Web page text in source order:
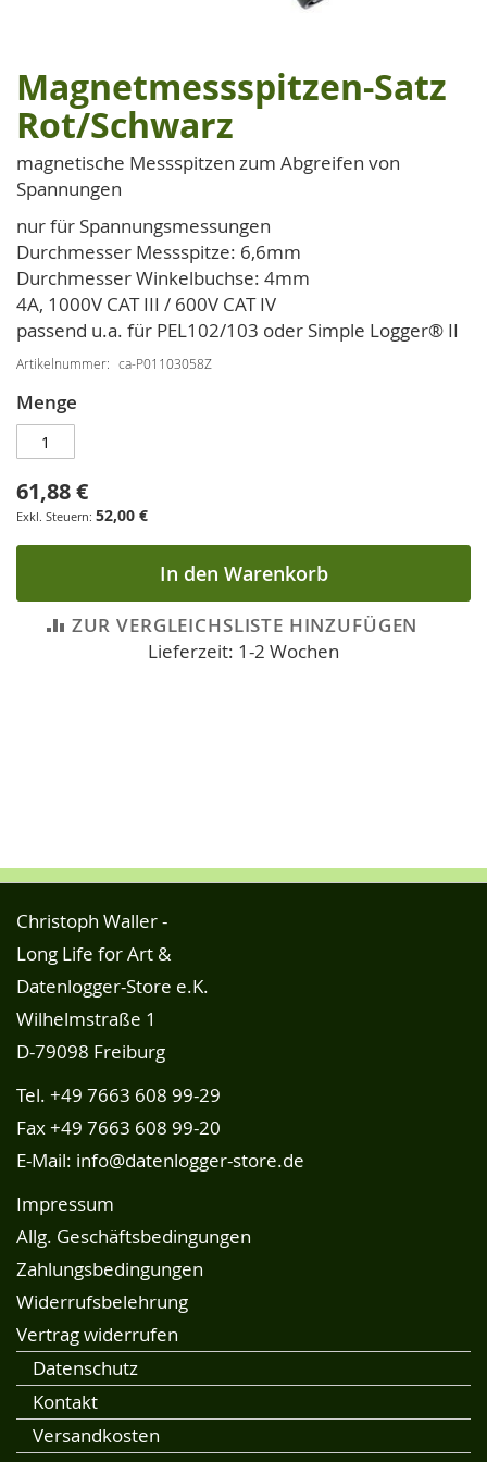
Zum
Anfang
der
Bildgalerie
springen
Magnetmessspitzen-Satz
Rot/Schwarz
magnetische Messspitzen zum Abgreifen von
Spannungen
nur für Spannungsmessungen
Durchmesser Messspitze: 6,6mm
Durchmesser Winkelbuchse: 4mm
4A, 1000V CAT III / 600V CAT IV
passend u.a. für PEL102/103 oder Simple Logger® II
Artikelnummer ca-P01103058Z
Menge
61,88 €
52,00 €
In den Warenkorb
ZUR VERGLEICHSLISTE HINZUFÜGEN
Lieferzeit: 1-2 Wochen
Christoph Waller -
Long Life for Art &
Datenlogger-Store e.K.
Wilhelmstraße 1
D-79098 Freiburg
Tel. +49 7663 608 99-29
Fax +49 7663 608 99-20
E-Mail: info@datenlogger-store.de
Impressum
Allg. Geschäftsbedingungen
Zahlungsbedingungen
Widerrufsbelehrung
Vertrag widerrufen
Datenschutz
Kontakt
Versandkosten